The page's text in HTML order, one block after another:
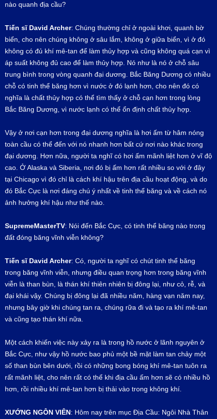
nào quanh địa cầu?
Tiến sĩ David Archer: Chúng thường chỉ ở ngoài khơi, quanh bờ
biển, cho nên chúng không ở sâu lắm, không ở giữa biển, vì ở đó
không có đủ khí mê-tan để làm thủy hợp và cũng không quá cạn vì
áp suất không đủ cao để làm thủy hợp. Nó như là nó ở chỗ sâu
trung bình trong vòng quanh đại dương. Bắc Băng Dương có nhiều
chỗ có tinh thể băng hơn vì nước ở đó lạnh hơn, cho nên đó có
nghĩa là chất thủy hợp có thể tìm thấy ở chỗ cạn hơn trong lòng
Bắc Băng Dương, vì nước lạnh có thể ổn định chất thủy hợp.
Vậy ở nơi cạn hơn trong đại dương nghĩa là hơi ấm từ hâm nóng
toàn cầu có thể đến với nó nhanh hơn bất cứ nơi nào khác trong
đại dương. Hơn nữa, người ta nghĩ có hơi ấm mãnh liệt hơn ở vĩ độ
cao. Ở Alaska và Siberia, nơi đó bị ấm hơn rất nhiều so với ở đây
tại Chicago vì đó chỉ là cách khí hậu trên địa cầu hoạt động, và do
đó Bắc Cực là nơi đáng chú ý nhất về tinh thể băng và về cách nó
ảnh hưởng khí hậu như thế nào.
SupremeMasterTV: Nói đến Bắc Cực, có tinh thể băng nào trong
đất đóng băng vĩnh viễn không?
Tiến sĩ David Archer: Có, người ta nghĩ có chút tinh thể băng
trong băng vĩnh viễn, nhưng điều quan trọng hơn trong băng vĩnh
viễn là than bùn, là thán khí thiên nhiên bị đông lại, như cỏ, rễ, và
đại khái vậy. Chúng bị đông lại đã nhiều năm, hàng vạn năm nay,
nhưng bây giờ khi chúng tan ra, chúng rữa đi và tạo ra khí mê-tan
và cũng tạo thán khí nữa.
Một cách khiến việc này xảy ra là trong hồ nước ở lãnh nguyên ở
Bắc Cực, như vậy hồ nước bao phủ một bề mặt làm tan chảy một
số than bùn bên dưới, rồi có những bong bóng khí mê-tan tuôn ra
rất mãnh liệt, cho nên rất có thể khi địa cầu ấm hơn sẽ có nhiều hồ
hơn, rồi nhiều khí mê-tan hơn bị thải vào trong không khí.
XƯỚNG NGÔN VIÊN: Hôm nay trên mục Địa Cầu: Ngôi Nhà Thân